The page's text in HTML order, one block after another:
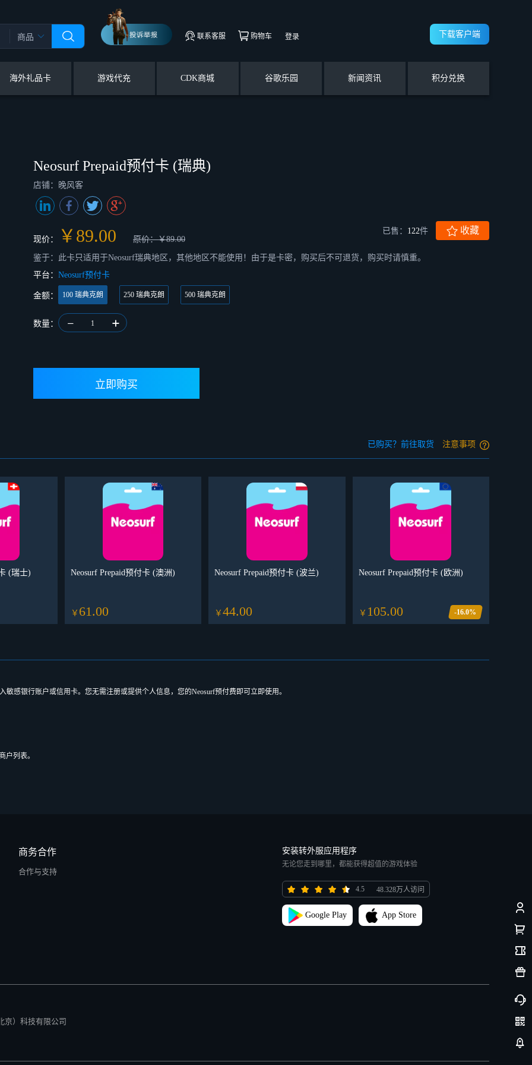
商品 联系客服 购物车 登录 下载客户端
海外礼品卡 游戏代充 CDK商城 谷歌乐园 新闻资讯 积分兑换
Neosurf Prepaid预付卡 (瑞典)
店铺：晚风客
现价： ￥89.00 原价：￥89.00
已售： 122件 收藏
鉴于：此卡只适用于Neosurf瑞典地区，其他地区不能使用！由于是卡密，购买后不可退货，购买时请慎重。
平台： Neosurf预付卡
金额： 100 瑞典克朗 250 瑞典克朗 500 瑞典克朗
数量： 1
已购买？前往取货 注意事项
(瑞士) Neosurf Prepaid预付卡 (澳洲)
￥ 61.00
Neosurf Prepaid预付卡 (波兰)
￥44.00
Neosurf Prepaid预付卡 (欧洲)
￥ 105.00 -16.0%
感银行账户或信用卡。您无需注册或提供个人信息，您的Neosurf预付费即可立即使用。
户列表。
商务合作
合作与支持
安装转外服应用程序
无论您走到哪里，都能获得超值的游戏体验
4.5 48.328万人访问
Google Play App Store
京）科技有限公司